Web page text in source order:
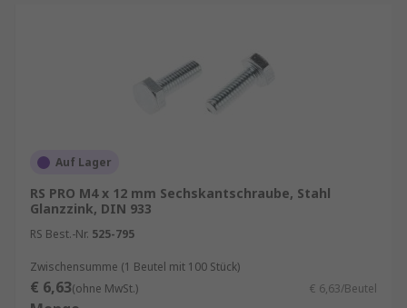
Auf Lager
RS PRO M4 x 12 mm Sechskantschraube, Stahl
Glanzzink, DIN 933
RS Best.-Nr. 525-795
Zwischensumme (1 Beutel mit 100 Stück)
€ 6,63(ohne MwSt.) € 6,63/Beutel